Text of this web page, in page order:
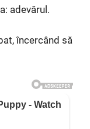
adevărul.
încercând să